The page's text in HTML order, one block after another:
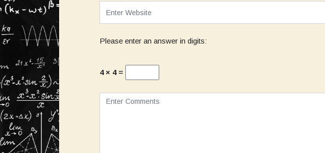
Please enter an answer in digits:
4 × 4 =